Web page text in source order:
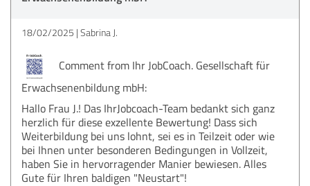
18/02/2025 Sabrina J.
Comment from Ihr JobCoach. Gesellschaft für
Erwachsenenbildung mbH:
Hallo Frau J.! Das IhrJobcoach-Team bedankt sich ganz
herzlich für diese exzellente Bewertung! Dass sich
Weiterbildung bei uns lohnt, sei es in Teilzeit oder wie
bei Ihnen unter besonderen Bedingungen in Vollzeit,
haben Sie in hervorragender Manier bewiesen. Alles
Gute für Ihren baldigen "Neustart"!